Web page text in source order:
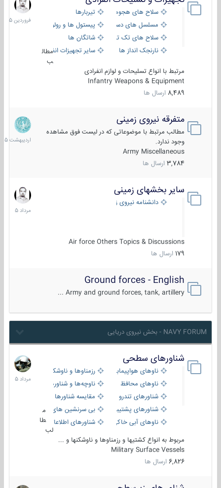
سلاح های هجومی
تیربارها
مسلسل های دستی
پیستول ها و رولورها
سلاح های تک تیر اندازیشاتگان ها
نارنجک انداز ها
سایر تجهیزات انفرادی
مطال
ب
مرتبط با انواع تسلیحات و لوازم انفرادی
Infantry Weapons & Equipment
8,489 ارسال ها
فروردین
1405
متفرقه نیروی زمینی
مطالب مرتبط با موضوعاتی که در لیست فوق مشاهده
وجود ندارد.
Army Miscellaneous
3,784 ارسال ها
27
1405
سایر بخشهای زمینی
دانشنامه نیروی زمینی
Air force Others Topics & Discussions
179 ارسال ها
9
مرداد
1405
Ground forces - English
Army and ground forces, tank, artillery ...
NAVY FORUM - بخش نیروی دریایی
شناورهای سطحی
ناوهای هواپیمابر و بالگرد بررزمناوها و ناوشکن‌ها
ناوهای محافظ
ناوچه‌ها و شناورهای گشتی
شناورهای تندرو
مقایسه شناورها
شناورهای پشتیبانی
بی سرنشین های دریایی
ناوهای آبی خاکی و نیروبرشناورهای اطلاعاتی و جاسوسی
طا
لب
مربوط به انواع کشتیها و رزمناوها و ناوشکنها و ...
Military Surface Vessels
6,826 ارسال ها
2
مرداد
1405